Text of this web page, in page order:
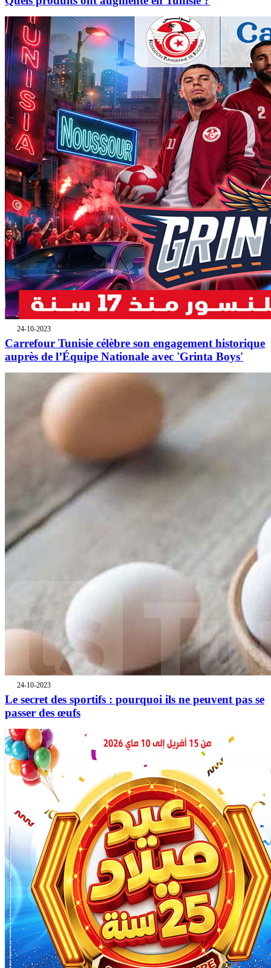
24-10-2023
Carrefour Tunisie célèbre son engagement historique
auprès de l’Équipe Nationale avec 'Grinta Boys'
24-10-2023
Le secret des sportifs : pourquoi ils ne peuvent pas se
passer des œufs